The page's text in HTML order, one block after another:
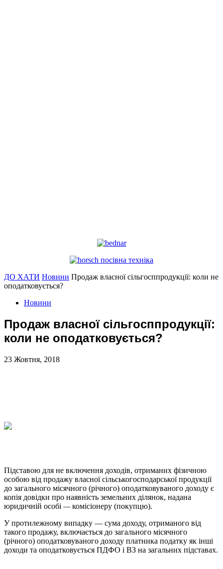
ДО ХАТИ Новини Продаж власної сільгосппродукції: коли не
оподатковується?
Новини
Продаж власної сільгосппродукції:
коли не оподатковується?
23 Жовтня, 2018
Підставою для не включення доходів, отриманих фізичною
особою від продажу власної сільськогосподарської продукції
до загального місячного (річного) оподатковуваного доходу є
копія довідки про наявність земельних ділянок, надана
юридичній особі —комісіонеру (покупцю).
У протилежному випадку — сума доходу, отриманого від
такого продажу, включається до загального місячного
(річного) оподатковуваного доходу платника податку як інші
доходи та оподатковується ПДФО і ВЗ на загальних підставах.